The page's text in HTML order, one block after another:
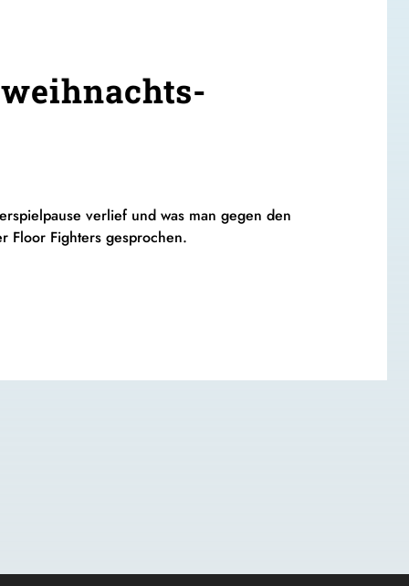
verlief und was man gegen den
Floor Fighters gesprochen.